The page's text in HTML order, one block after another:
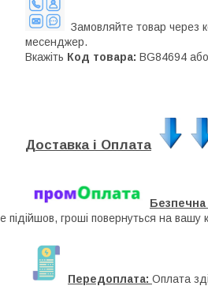
Замовляйте товар через
месенджер.
Вкажіть Код товара: BG84694 або
Доставка і Оплата
Безпечна
підійшов, гроші повернуться на вашу
Передоплата: Оплата